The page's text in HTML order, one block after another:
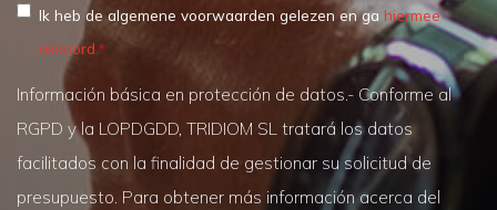
Ik heb de algemene voorwaarden gelezen en ga hiermee
akkoord
Información básica en protección de datos.- Conforme al
RGPD y la LOPDGDD, TRIDIOM SL tratará los datos
facilitados con la finalidad de gestionar su solicitud de
presupuesto. Para obtener más información acerca del